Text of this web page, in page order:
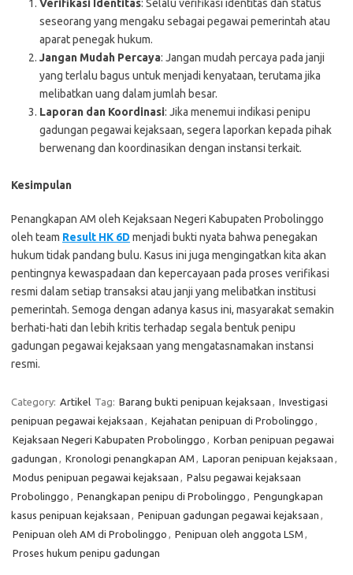
Verifikasi Identitas: Selalu verifikasi identitas dan status
seseorang yang mengaku sebagai pegawai pemerintah atau
aparat penegak hukum.
Jangan Mudah Percaya: Jangan mudah percaya pada janji
yang terlalu bagus untuk menjadi kenyataan, terutama jika
melibatkan uang dalam jumlah besar.
Laporan dan Koordinasi: Jika menemui indikasi penipu
gadungan pegawai kejaksaan, segera laporkan kepada pihak
berwenang dan koordinasikan dengan instansi terkait.
Kesimpulan
Penangkapan AM oleh Kejaksaan Negeri Kabupaten Probolinggo
oleh team Result HK 6D menjadi bukti nyata bahwa penegakan
hukum tidak pandang bulu. Kasus ini juga mengingatkan kita akan
pentingnya kewaspadaan dan kepercayaan pada proses verifikasi
resmi dalam setiap transaksi atau janji yang melibatkan institusi
pemerintah. Semoga dengan adanya kasus ini, masyarakat semakin
berhati-hati dan lebih kritis terhadap segala bentuk penipu
gadungan pegawai kejaksaan yang mengatasnamakan instansi
resmi.
Category: Artikel Tag: Barang bukti penipuan kejaksaan
Investigasi
penipuan pegawai kejaksaan
Kejahatan penipuan di Probolinggo
Kejaksaan Negeri Kabupaten Probolinggo
Korban penipuan pegawai
gadungan
Kronologi penangkapan AM Laporan penipuan kejaksaan
Modus penipuan pegawai kejaksaan
Palsu pegawai kejaksaan
Probolinggo
Penangkapan penipu di Probolinggo
Pengungkapan
kasus penipuan kejaksaan
Penipuan gadungan pegawai kejaksaan
Penipuan oleh AM di Probolinggo
Penipuan oleh anggota LSM
Proses hukum penipu gadungan